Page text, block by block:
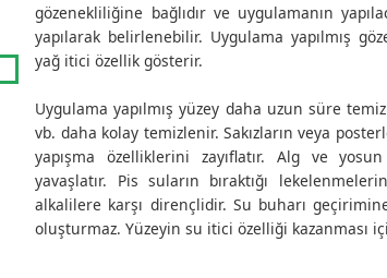
gözenekliliğine bağlıdır ve uygulamanın
yapılarak belirlenebilir. Uygulama yapılmış
yağ itici özellik gösterir.
Uygulama yapılmış yüzey daha uzun süre
vb. daha kolay temizlenir. Sakızların veya
yapışma özelliklerini zayıflatır. Alg ve
yavaşlatır. Pis suların bıraktığı
alkalilere karşı dirençlidir. Su buharı
oluşturmaz. Yüzeyin su itici özelliği kazanması